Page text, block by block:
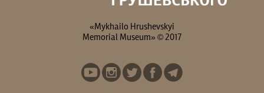
«Mykhailo Hrushevskyi
Memorial Museum» © 2017